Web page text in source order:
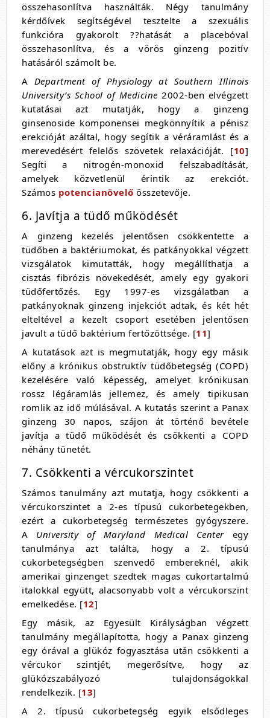
összehasonlítva használták. Négy tanulmány
kérdőívek segítségével tesztelte a szexuális
funkcióra gyakorolt ??hatását a placebóval
összehasonlítva, és a vörös ginzeng pozitív
hatásáról számolt be.
A Department of Physiology at Southern Illinois
University’s School of Medicine 2002-ben elvégzett
kutatásai azt mutatják, hogy a ginzeng
ginsenoside komponensei megkönnyítik a pénisz
erekcióját azáltal, hogy segítik a véráramlást és a
merevedésért felelős szövetek relaxációját. [10]
Segíti a nitrogén-monoxid felszabadítását,
amelyek közvetlenül érintik az erekciót.
Számos potencianövelő összetevője.
6. Javítja a tüdő működését
A ginzeng kezelés jelentősen csökkentette a
tüdőben a baktériumokat, és patkányokkal végzett
vizsgálatok kimutatták, hogy megállíthatja a
cisztás fibrózis növekedését, amely egy gyakori
tüdőfertőzés. Egy 1997-es vizsgálatban a
patkányoknak ginzeng injekciót adtak, és két hét
elteltével a kezelt csoport esetében jelentősen
javult a tüdő baktérium fertőzöttsége. [11]
A kutatások azt is megmutatják, hogy egy másik
előny a krónikus obstruktív tüdőbetegség (COPD)
kezelésére való képesség, amelyet krónikusan
rossz légáramlás jellemez, és amely tipikusan
romlik az idő múlásával. A kutatás szerint a Panax
ginzeng 30 napos, szájon át történő bevétele
javítja a tüdő működését és csökkenti a COPD
néhány tünetét.
7. Csökkenti a vércukorszintet
Számos tanulmány azt mutatja, hogy csökkenti a
vércukorszintet a 2-es típusú cukorbetegekben,
ezért a cukorbetegség természetes gyógyszere.
A University of Maryland Medical Centeregy
tanulmánya azt találta, hogy a 2. típusú
cukorbetegségben szenvedő embereknél, akik
amerikai ginzenget szedtek magas cukortartalmú
italokkal együtt, alacsonyabb volt a vércukorszint
emelkedése. [12]
Egy másik, az Egyesült Királyságban végzett
tanulmány megállapította, hogy a Panax ginzeng
egy órával a glükóz fogyasztása után csökkenti a
vércukor szintjét, megerősítve, hogy az
glükózszabályozó tulajdonságokkal
rendelkezik. [13]
A 2. típusú cukorbetegség egyik elsődleges